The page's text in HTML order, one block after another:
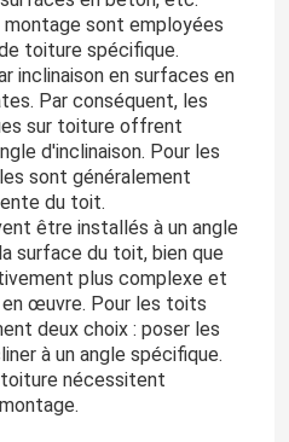
sont employées
toiture spécifique.
inclinaison en surfaces en
Par conséquent, les
sur toiture offrent
d'inclinaison. Pour les
sont généralement
du toit.
être installés à un angle
surface du toit, bien que
plus complexe et
œuvre. Pour les toits
deux choix : poser les
à un angle spécifique.
nécessitent